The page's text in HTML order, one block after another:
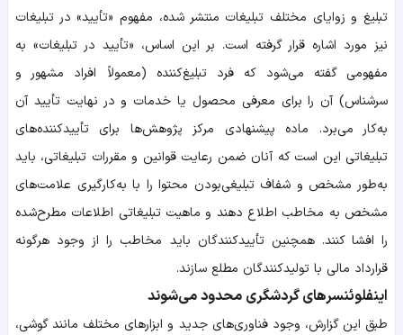
تبلیغ و زوایای مختلف تبلیغات منتشر شده، مفهوم «تأیید» در تبلیغات
نیز مورد اشاره قرار گرفته است. بر این اساس، «تأیید در تبلیغات» به‌
مفهومی گفته می‌شود که فرد تبلیغ‌کننده (معمولاً افراد مشهور و
سرشناس) آن را برای معرفی محصول یا خدمات و در نهایت تأیید آن
به‌کار می‌برد. ماده پیشنهادی مرکز پژوهش‌ها برای تأییدکننده‌های
تبلیغاتی این است که آنان ضمن رعایت قوانین و مقررات تبلیغاتی، باید
به‌طور مشخص و شفاف تبلیغی‌بودن محتوا را با به‌کارگیری علامت‌های
مشخص به مخاطب اطلاع دهند و ماهیت تبلیغاتی اطلاعات مطرح‌شده
را افشا کنند. همچنین تأییدکنندگان باید مخاطب را از وجود هرگونه
قرارداد مالی با تولیدکنندگان مطلع سازند.
اینفلوئنسرهای گردشگری محدود می‌شوند
طبق این گزارش، وجود فناوری‌های جدید و ابزارهای مختلف مانند گوشی،